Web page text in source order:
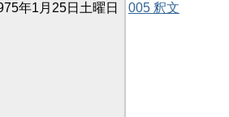
年1月25日土曜日 005 釈文